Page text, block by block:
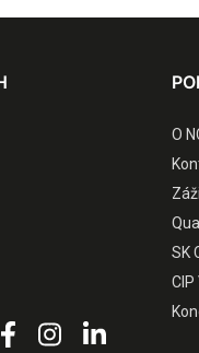
O
SK
CIP